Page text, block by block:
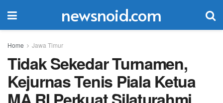
newsnoid.com
Home Jawa Timur
Tidak Sekedar Turnamen,
Kejurnas Tenis Piala Ketua